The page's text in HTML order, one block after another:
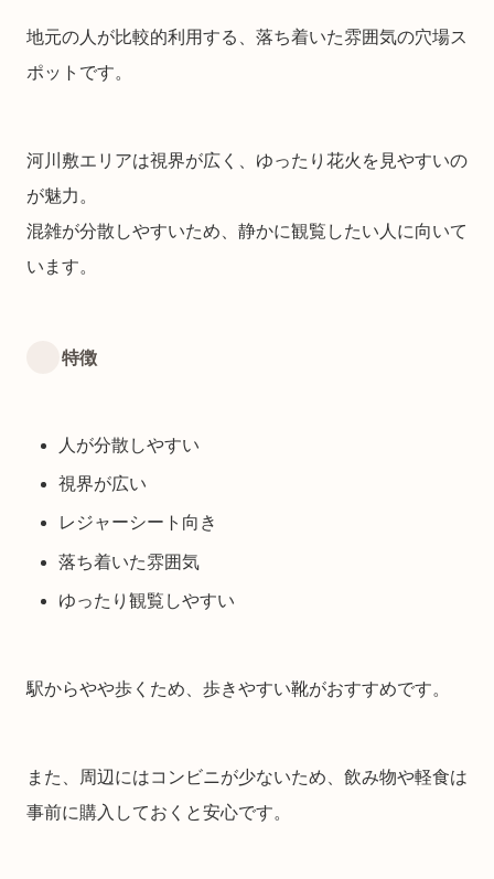
地元の人が比較的利用する、落ち着いた雰囲気の穴場ス
ポットです。
河川敷エリアは視界が広く、ゆったり花火を見やすいの
が魅力。
混雑が分散しやすいため、静かに観覧したい人に向いて
います。
特徴
人が分散しやすい
視界が広い
レジャーシート向き
落ち着いた雰囲気
ゆったり観覧しやすい
駅からやや歩くため、歩きやすい靴がおすすめです。
また、周辺にはコンビニが少ないため、飲み物や軽食は
事前に購入しておくと安心です。